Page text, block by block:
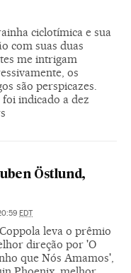
ciclotímica e sua
com suas duas
me intrigam
os
são perspicazes.
indicado a dez
Östlund,
EDT
leva o prêmio
direção por 'O
que Nós Amamos',